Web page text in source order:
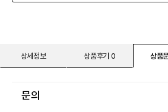
상세정보 상품후기 0 상품
문의